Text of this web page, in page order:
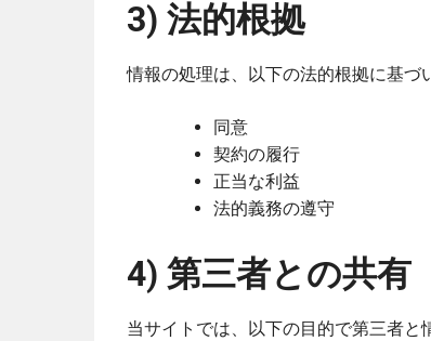
3) 法的根拠
情報の処理は、以下の法的根拠に基づ
同意
契約の履行
正当な利益
法的義務の遵守
4) 第三者との共有
当サイトでは、以下の目的で第三者と